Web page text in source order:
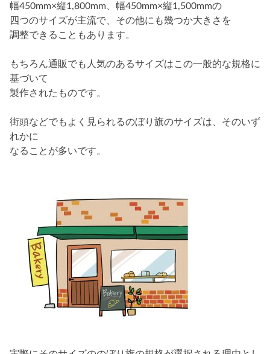
幅450mm×縦1,800mm、幅450mm×縦1,500mmの
四つのサイズが主流で、その他にも幾つか大きさを
調整できることもあります。
もちろん通販でも人気のあるサイズはこの一般的な規格に
基づいて
製作されたものです。
街頭などでもよく見られるのぼり旗のサイズは、そのいず
れかに
なることが多いです。